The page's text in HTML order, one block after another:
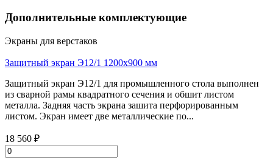
Дополнительные комплектующие
Экраны для верстаков
Защитный экран Э12/1 1200х900 мм
Защитный экран Э12/1 для промышленного стола выполнен
из сварной рамы квадратного сечения и обшит листом
металла. Задняя часть экрана зашита перфорированным
листом. Экран имеет две металлические по...
18 560 ₽